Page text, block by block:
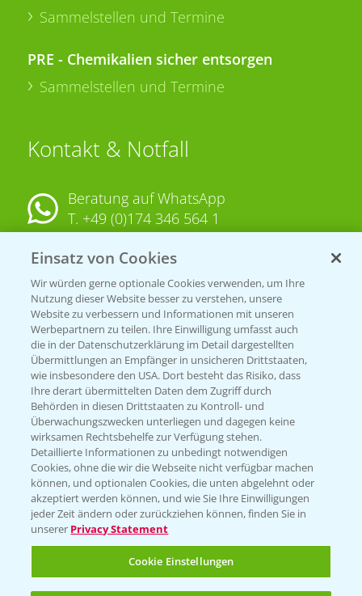
Sammelstellen und Termine
PRE - Chemikalien sicher entsorgen
Sammelstellen und Termine
Kontakt & Notfall
Beratung auf WhatsApp
T. +49 (0)174 346 564 1
KONTAKT
Hilfe in Notfällen
T.+49 (0)214/30-20220
Folgen Sie uns
Einsatz von Cookies
Wir würden gerne optionale Cookies verwenden, um Ihre
Nutzung dieser Website besser zu verstehen, unsere
Website zu verbessern und Informationen mit unseren
Werbepartnern zu teilen. Ihre Einwilligung umfasst auch
die in der Datenschutzerklärung im Detail dargestellten
Übermittlungen an Empfänger in unsicheren Drittstaaten,
wie insbesondere den USA. Dort besteht das Risiko, dass
Ihre derart übermittelten Daten dem Zugriff durch
Behörden in diesen Drittstaaten zu Kontroll- und
Überwachungszwecken unterliegen und dagegen keine
wirksamen Rechtsbehelfe zur Verfügung stehen.
Detaillierte Informationen zu unbedingt notwendigen
Cookies, ohne die wir die Webseite nicht verfügbar machen
können, und optionalen Cookies, die unten abgelehnt oder
akzeptiert werden können, und wie Sie Ihre Einwilligungen
jeder Zeit ändern oder zurückziehen können, finden Sie in
unserer Privacy Statement
Cookie Einstellungen